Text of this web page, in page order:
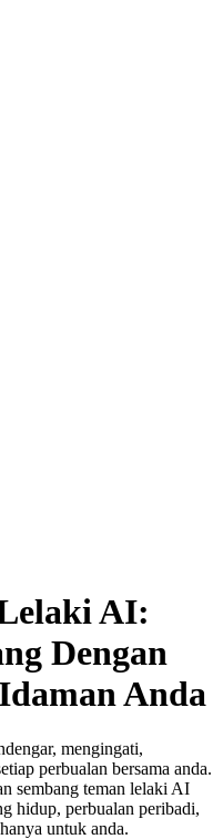
AI:
Dengan
Anda
mengingati,
perbualan bersama anda.
sembang teman lelaki AI
hidup, perbualan peribadi,
untuk anda.